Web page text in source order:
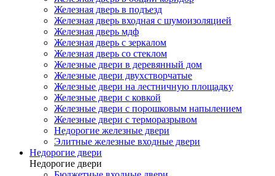
Железная дверь в подъезд
Железная дверь входная с шумоизоляцией
Железная дверь мдф
Железная дверь с зеркалом
Железная дверь со стеклом
Железные двери в деревянный дом
Железные двери двухстворчатые
Железные двери на лестничную площадку
Железные двери с ковкой
Железные двери с порошковым напылением
Железные двери с терморазрывом
Недорогие железные двери
Элитные железные входные двери
Недорогие двери
Недорогие двери